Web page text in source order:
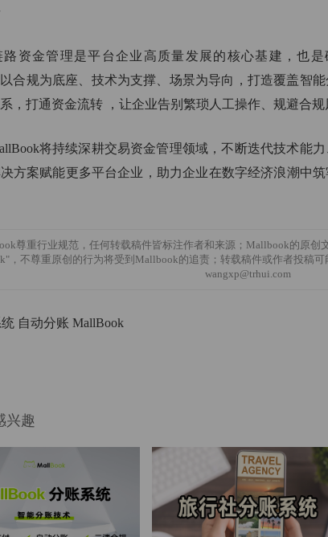
路资金管理是平台企业高质量发展的核心基建，也是
合规为底座、技术为支撑、场景为导向，打造覆盖智
，打通资金流转 ，让企业告别繁琐人工操作、规避合
将持续深耕交易资金管理领域，不断迭代技术能
方案赋能更多平台企业，助力企业在数字经济浪潮中
尊重行业规范，任何转载稿件皆标注作者和来源；Mallbook的原创
，不尊重原创的行为将受到Mallbook的追责；转载稿件或作者投稿可
wangxp@trhui.com
自动分账 MallBook
兴趣